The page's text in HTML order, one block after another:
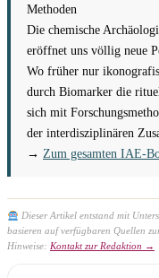
Methoden
Die chemische
eröffnet uns völlig neue
Wo früher nur
durch Biomarker die
sich mit
der interdisziplinären
→ Zum gesamten IAE-
Dieser Artikel entstand mit
basieren auf verfügbaren Quellen
Hinweise: Kontakt zur Redaktion →